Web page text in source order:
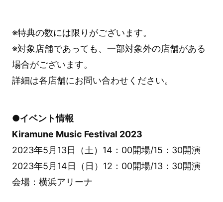
※特典の数には限りがございます。
※対象店舗であっても、一部対象外の店舗がある
場合がございます。
詳細は各店舗にお問い合わせください。
●イベント情報
Kiramune Music Festival 2023
2023年5月13日（土）14：00開場/15：30開演
2023年5月14日（日）12：00開場/13：30開演
会場：横浜アリーナ